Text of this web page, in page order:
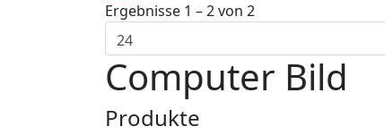
Ergebnisse 1 – 2 von 2
Computer Bild
Produkte